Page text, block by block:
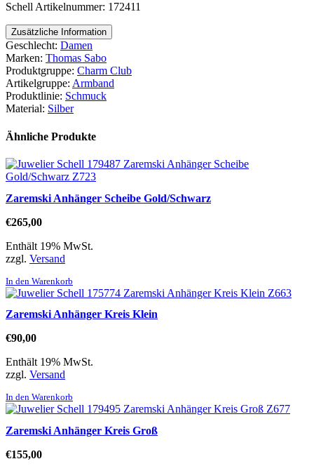
Schell Artikelnummer: 172411
Zusätzliche Information
Geschlecht: Damen
Marken: Thomas Sabo
Produktgruppe: Charm Club
Artikelgruppe: Armband
Produktlinie: Schmuck
Material: Silber
Ähnliche Produkte
Zaremski Anhänger Scheibe Gold/Schwarz
€265,00
Enthält 19% MwSt.
zzgl. Versand
In den Warenkorb
Zaremski Anhänger Kreis Klein
€90,00
Enthält 19% MwSt.
zzgl. Versand
In den Warenkorb
Zaremski Anhänger Kreis Groß
€155,00